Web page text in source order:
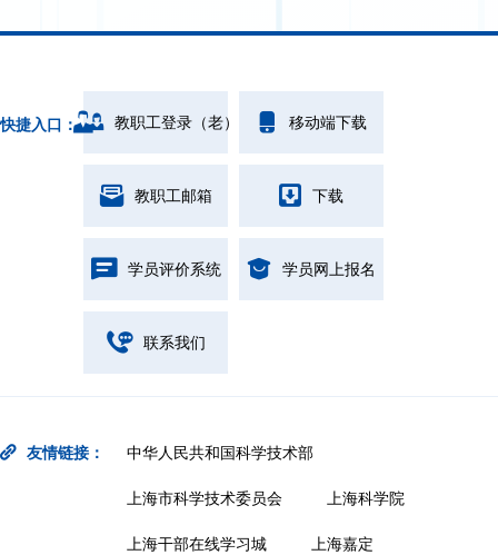
快捷入口： 教职工登录（老） 移动端下载
教职工邮箱 下载
学员评价系统 学员网上报名
联系我们
友情链接： 中华人民共和国科学技术部
上海市科学技术委员会 上海科学院
上海干部在线学习城 上海嘉定